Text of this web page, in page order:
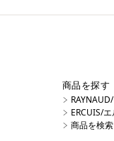
商品を探す
ERCUIS/
商品を検索